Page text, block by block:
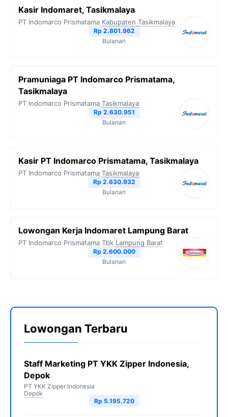
Kasir Indomaret, Tasikmalaya
PT Indomarco Prismatama Kabupaten Tasikmalaya
Rp 2.801.962
Bulanan
Pramuniaga PT Indomarco Prismatama,
Tasikmalaya
PT Indomarco Prismatama Tasikmalaya
Rp 2.630.951
Bulanan
Kasir PT Indomarco Prismatama, Tasikmalaya
PT Indomarco Prismatama Tasikmalaya
Rp 2.630.932
Bulanan
Lowongan Kerja Indomaret Lampung Barat
PT Indomarco Prismatama Tbk Lampung Barat
Rp 2.600.000
Bulanan
Lowongan Terbaru
Staff Marketing PT YKK Zipper Indonesia,
Depok
PT YKK Zipper Indonesia
Depok
Rp 5.195.720